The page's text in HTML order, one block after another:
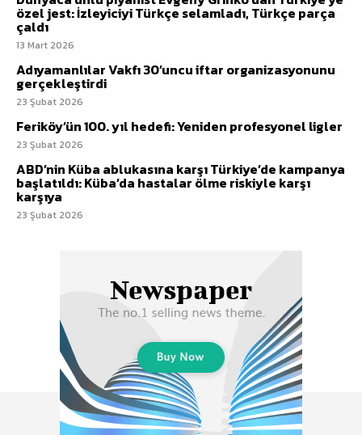
özel jest: İzleyiciyi Türkçe selamladı, Türkçe parça
çaldı
13 Mart 2026
Adıyamanlılar Vakfı 30’uncu iftar organizasyonunu
gerçekleştirdi
23 Şubat 2026
Feriköy’ün 100. yıl hedefi: Yeniden profesyonel ligler
23 Şubat 2026
ABD’nin Küba ablukasına karşı Türkiye’de kampanya
başlatıldı: Küba’da hastalar ölme riskiyle karşı
karşıya
23 Şubat 2026